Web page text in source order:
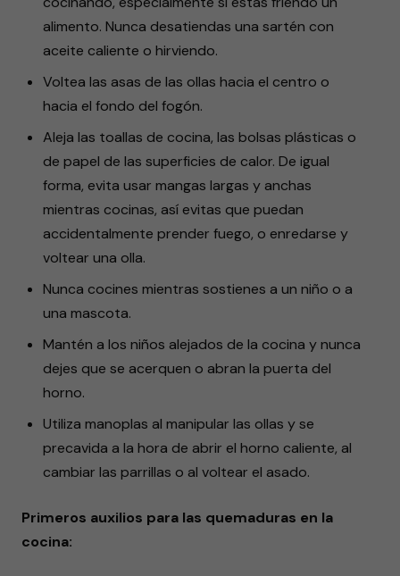
alimento. Nunca desatiendas una sartén con
aceite caliente o hirviendo.
Voltea las asas de las ollas hacia el centro o
hacia el fondo del fogón.
Aleja las toallas de cocina, las bolsas plásticas o
de papel de las superficies de calor. De igual
forma, evita usar mangas largas y anchas
mientras cocinas, así evitas que puedan
accidentalmente prender fuego, o enredarse y
voltear una olla.
Nunca cocines mientras sostienes a un niño o a
una mascota.
Mantén a los niños alejados de la cocina y nunca
dejes que se acerquen o abran la puerta del
horno.
Utiliza manoplas al manipular las ollas y se
precavida a la hora de abrir el horno caliente, al
cambiar las parrillas o al voltear el asado.
Primeros auxilios para las quemaduras en la
cocina: